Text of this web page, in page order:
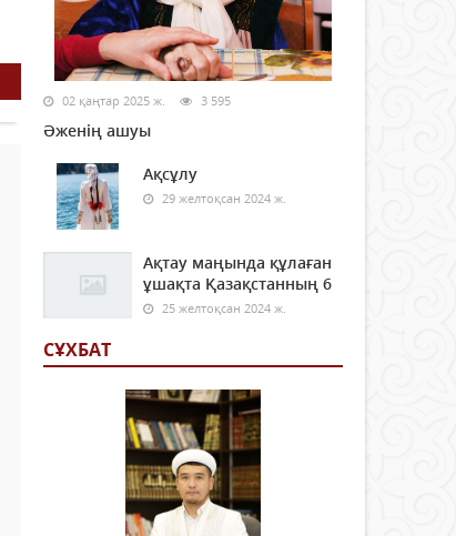
02 қаңтар 2025 ж. 3 595
Әженің ашуы
Ақсұлу
29 желтоқсан 2024 ж.
Ақтау маңында құлаған
ұшақта Қазақстанның 6
25 желтоқсан 2024 ж.
СҰХБАТ